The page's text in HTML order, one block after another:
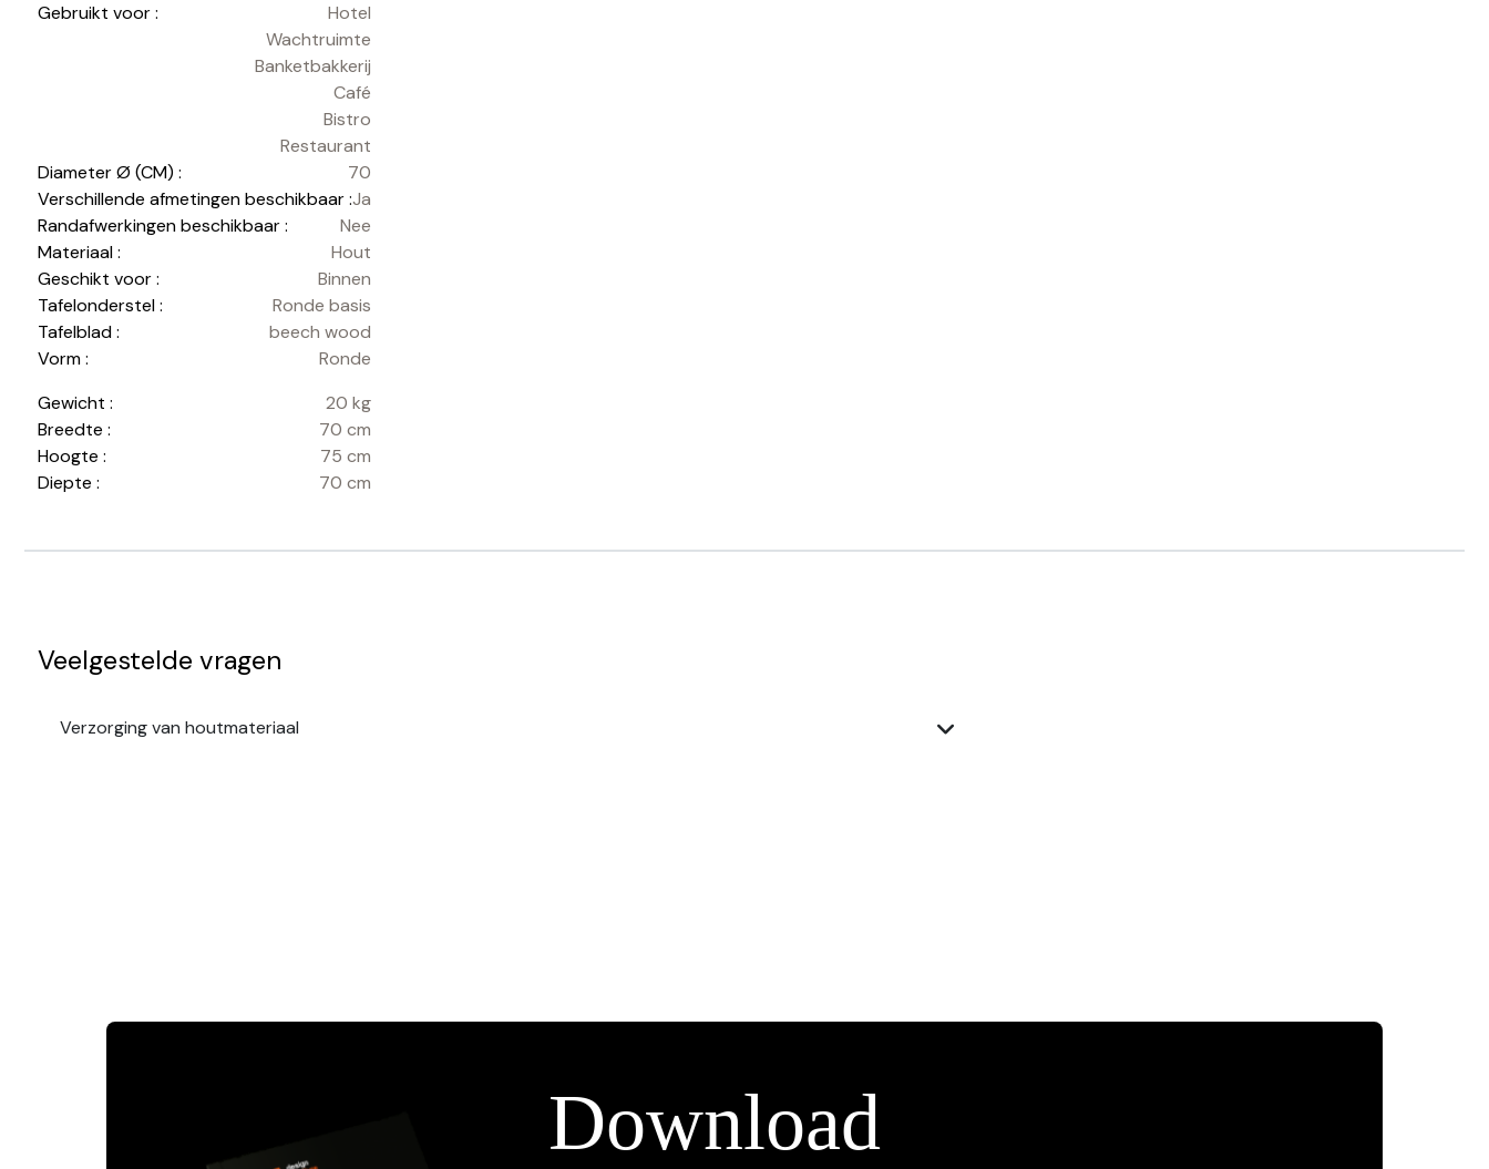
Gebruikt voor :
Hotel
Wachtruimte
Banketbakkerij
Café
Bistro
Restaurant
Diameter Ø (CM) :
70
Verschillende afmetingen beschikbaar :Ja
Randafwerkingen beschikbaar :
Nee
Materiaal :
Hout
Geschikt voor :
Binnen
Tafelonderstel :
Ronde basis
Tafelblad :
beech wood
Vorm :
Ronde
Gewicht :
20 kg
Breedte :
70 cm
Hoogte :
75 cm
Diepte :
70 cm
Veelgestelde vragen
Verzorging van houtmateriaal
Download